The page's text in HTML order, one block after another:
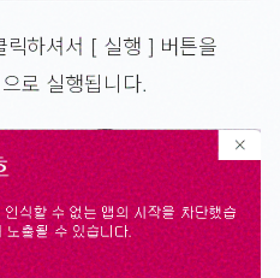
릭하셔서 [ 실행 ] 버튼을
로 실행됩니다.